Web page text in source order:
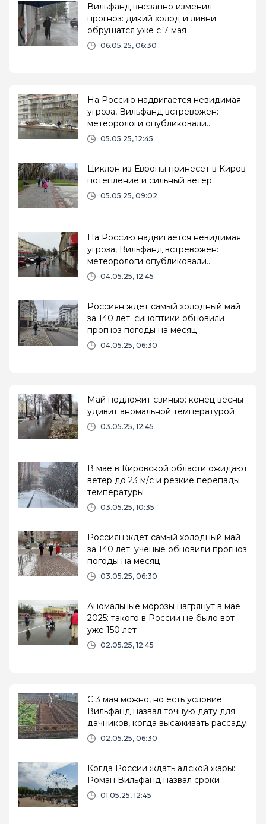
Вильфанд внезапно изменил
прогноз: дикий холод и ливни
обрушатся уже с 7 мая
06.05.25, 06:30
На Россию надвигается невидимая
угроза, Вильфанд встревожен:
метеорологи опубликовали
пугающий прогноз на лето 2025
05.05.25, 12:45
Циклон из Европы принесет в Киров
потепление и сильный ветер
05.05.25, 09:02
На Россию надвигается невидимая
угроза, Вильфанд встревожен:
метеорологи опубликовали
пугающий прогноз на лето 2025 года
04.05.25, 12:45
Россиян ждет самый холодный май
за 140 лет: синоптики обновили
прогноз погоды на месяц
04.05.25, 06:30
Май подложит свинью: конец весны
удивит аномальной температурой
03.05.25, 12:45
В мае в Кировской области ожидают
ветер до 23 м/с и резкие перепады
температуры
03.05.25, 10:35
Россиян ждет самый холодный май
за 140 лет: ученые обновили прогноз
погоды на месяц
03.05.25, 06:30
Аномальные морозы нагрянут в мае
2025: такого в России не было вот
уже 150 лет
02.05.25, 12:45
С 3 мая можно, но есть условие:
Вильфанд назвал точную дату для
дачников, когда высаживать рассаду
02.05.25, 06:30
Когда России ждать адской жары:
Роман Вильфанд назвал сроки
01.05.25, 12:45